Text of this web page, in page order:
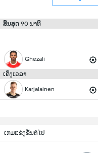
ສິ້ນສຸດ 90 ນາທີ
Ghezali
ເຄິ່ງເວລາ
Karjalainen
ເກມແຂ່ງຂັນຕໍ່ໄປ